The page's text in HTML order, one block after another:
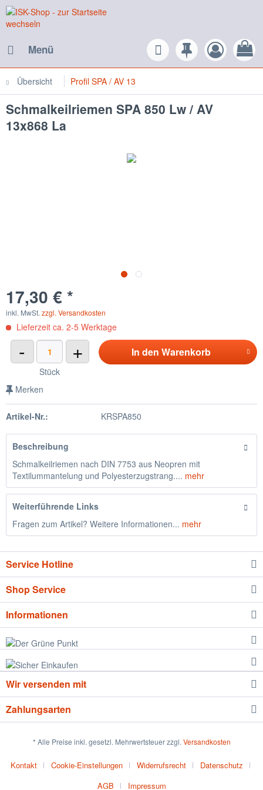
Menü
Übersicht Profil SPA / AV 13
Schmalkeilriemen SPA 850 Lw / AV
13x868 La
17,30 € *
inkl. MwSt. zzgl. Versandkosten
Lieferzeit ca. 2-5 Werktage
- +
Stück
In den Warenkorb
Merken
Artikel-Nr.: KRSPA850
Beschreibung
Schmalkeilriemen nach DIN 7753 aus Neopren mit
Textilummantelung und Polyesterzugstrang.... mehr
Weiterführende Links
Fragen zum Artikel? Weitere Informationen... mehr
Service Hotline
Shop Service
Informationen
Wir versenden mit
Zahlungsarten
* Alle Preise inkl. gesetzl. Mehrwertsteuer zzgl. Versandkosten
Kontakt Cookie-Einstellungen Widerrufsrecht
Datenschutz
AGB
Impressum